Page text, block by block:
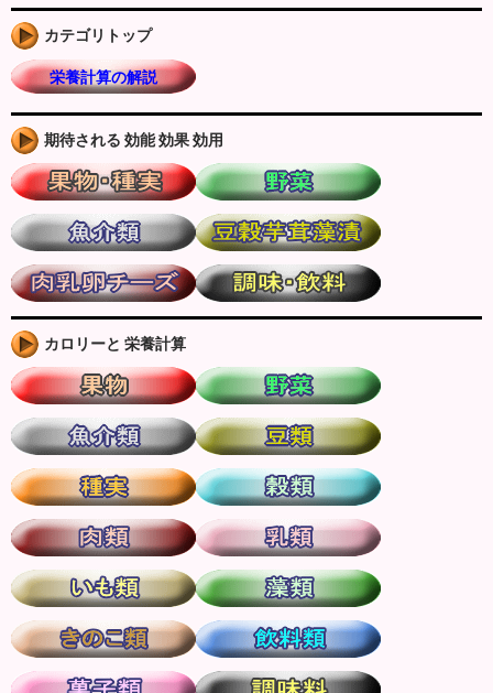
カテゴリトップ
栄養計算の解説
期待される 効能 効果 効用
カロリーと 栄養計算